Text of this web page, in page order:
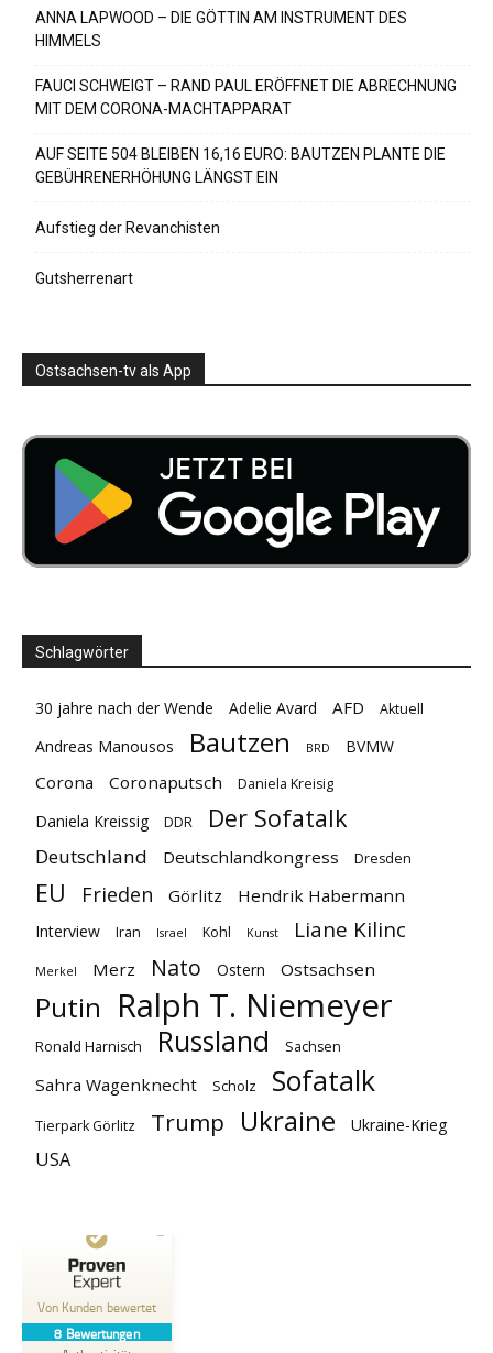
ANNA LAPWOOD – DIE GÖTTIN AM INSTRUMENT DES
HIMMELS
FAUCI SCHWEIGT – RAND PAUL ERÖFFNET DIE ABRECHNUNG
MIT DEM CORONA-MACHTAPPARAT
AUF SEITE 504 BLEIBEN 16,16 EURO: BAUTZEN PLANTE DIE
GEBÜHRENERHÖHUNG LÄNGST EIN
Aufstieg der Revanchisten
Gutsherrenart
Ostsachsen-tv als App
Schlagwörter
30 jahre nach der Wende Adelie Avard AFD Aktuell
Andreas Manousos Bautzen BRD BVMW
Corona Coronaputsch Daniela Kreisig
Daniela Kreissig DDR Der Sofatalk
Deutschland Deutschlandkongress Dresden
EU Frieden Görlitz Hendrik Habermann
Interview Iran Israel Kohl Kunst Liane Kilinc
Merkel Merz Nato Ostern Ostsachsen
Putin Ralph T. Niemeyer
Ronald Harnisch Russland Sachsen
Sahra Wagenknecht Scholz Sofatalk
Tierpark Görlitz Trump Ukraine Ukraine-Krieg
USA
Von Kunden bewertet
8 Bewertungen
Kundenbewertungen und Erfahrungen zu
SEHR GUT